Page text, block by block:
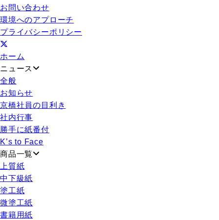
お問い合わせ
環境へのアプローチ
プライバシーポリシー
ホーム
ニュース
全般
お知らせ
京橋社員の目利き
社内行事
勝手に紙番付
K’s to Face
商品一覧
上質紙
中下級紙
塗工紙
微塗工紙
書籍用紙